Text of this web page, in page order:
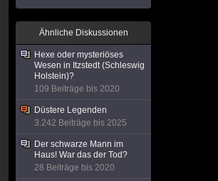
Ähnliche Diskussionen
Hexe oder mysteriöses
Wesen in Itzstedt (Schleswig
Holstein)?
109 Beiträge bis 2020
Düstere Legenden
3.242 Beiträge bis 2025
Der schwarze Mann im
Haus! War das der Tod?
28 Beiträge bis 2020